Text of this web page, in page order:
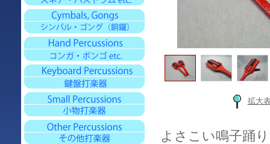
拡大
よさこい鳴子踊